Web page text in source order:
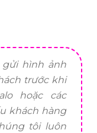
hình ảnh
trước khi
hoặc các
khách hàng
tôi luôn